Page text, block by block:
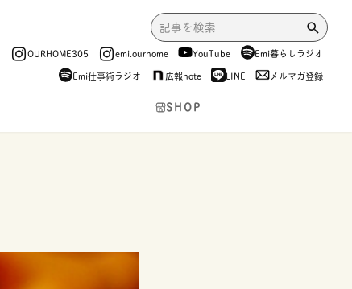
OURHOME305 emi.ourhome YouTube
Emi暮らしラジオ
Emi仕事術ラジオ
広報note LINE メルマガ登録
SHOP